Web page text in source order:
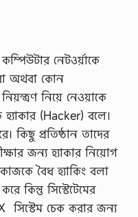
নেটওর্য়াকে
অথবা কোন
নিয়ে নেওয়াকে
হ্যাকার (Hacker) বলে।
কিছু প্রতিষ্ঠান তাদের
জন্য হ্যাকার নিয়োগ
বৈধ হ্যাকিং বলা
কিন্তু সিস্টেটেমের
সিস্টেম চেক করার জন্য